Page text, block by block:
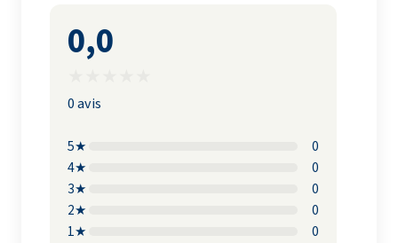
0,0
0 avis
5★
0
4★
0
3★
0
2★
0
1★
0